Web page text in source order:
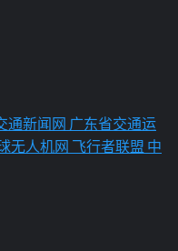
通新闻网 广东省交通运
无人机网 飞行者联盟 中